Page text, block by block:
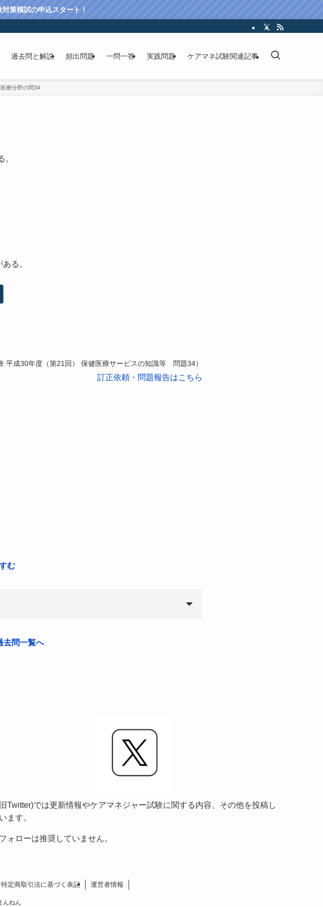
策模試の申込スタート！
過去問と解説 頻出問題 一問一答 実践問題 ケアマネ試験関連記事
療分野の問34
。
る。
平成30年度（第21回） 保健医療サービスの知識等 問題34）
訂正依頼・問題報告はこちら
む
去問一覧へ
Twitter)では更新情報やケアマネジャー試験に関する内容、その他を投稿し
ます。
ォローは推奨していません。
特定商取引法に基づく表記 運営者情報
んねん